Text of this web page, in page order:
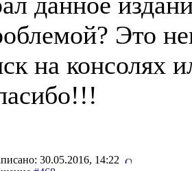
Это
на консолях
30.05.2016, 14:22